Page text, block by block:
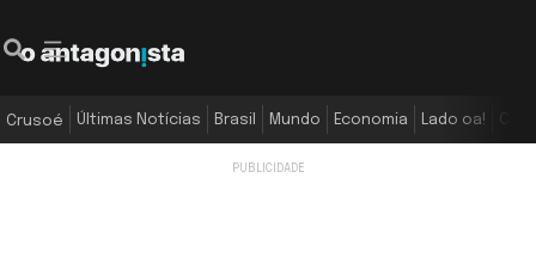
Crusoé Últimas Notícias Brasil Mundo Economia Lado oa!